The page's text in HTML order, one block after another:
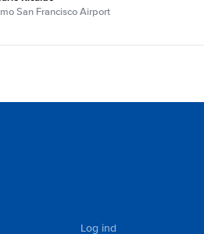
San Francisco Airport
Log ind